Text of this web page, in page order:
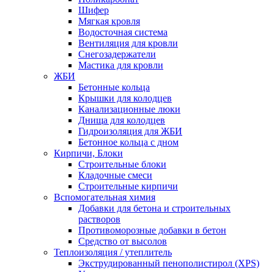
Шифер
Мягкая кровля
Водосточная система
Вентиляция для кровли
Снегозадержатели
Мастика для кровли
ЖБИ
Бетонные кольца
Крышки для колодцев
Канализационные люки
Днища для колодцев
Гидроизоляция для ЖБИ
Бетонное кольца с дном
Кирпичи, Блоки
Строительные блоки
Кладочные смеси
Строительные кирпичи
Вспомогательная химия
Добавки для бетона и строительных
растворов
Противоморозные добавки в бетон
Средство от высолов
Теплоизоляция / утеплитель
Экструдированный пенополистирол (XPS)